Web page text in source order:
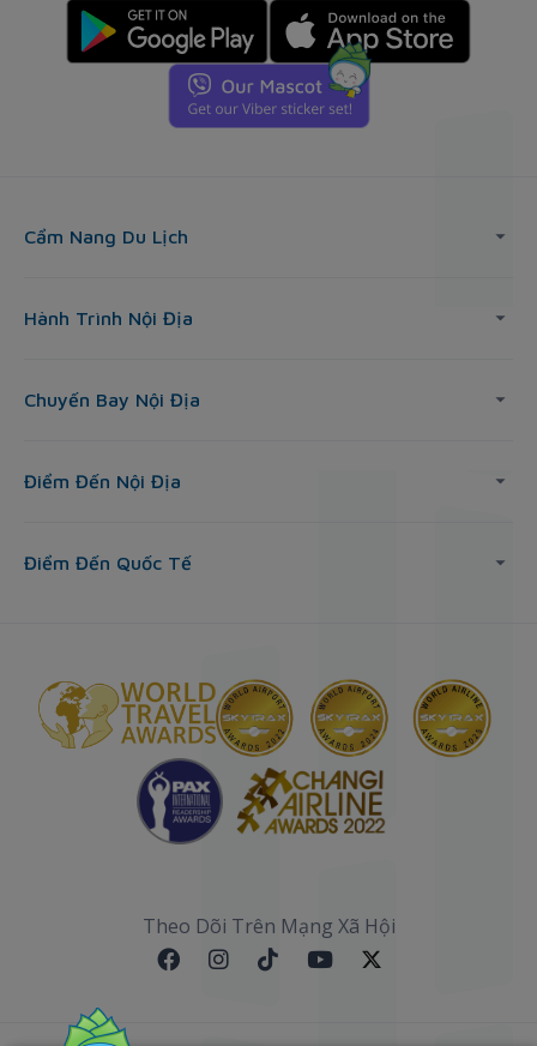
Cẩm Nang Du Lịch
Hành Trình Nội Địa
Chuyến Bay Nội Địa
Điểm Đến Nội Địa
Điểm Đến Quốc Tế
Theo Dõi Trên Mạng Xã Hội